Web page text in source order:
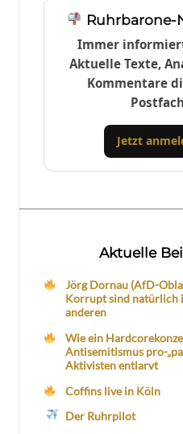
Ruhrbarone-
Immer
Aktuelle Texte,
Kommentare
Jetzt
Aktuelle
Jörg Dornau (AfD-
Korrupt sind natürlich
anderen
Wie ein
Antisemitismus pro-
Aktivisten entlarvt
Coffins live in Köln
Der Ruhrpilot